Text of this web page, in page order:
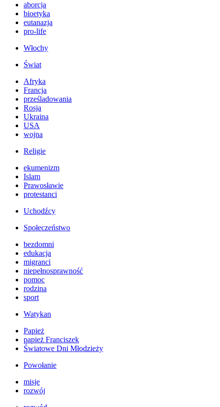
aborcja
bioetyka
eutanazja
pro-life
Włochy
Świat
Afryka
Francja
prześladowania
Rosja
Ukraina
USA
wojna
Religie
ekumenizm
Islam
Prawosławie
protestanci
Uchodźcy
Społeczeństwo
bezdomni
edukacja
migranci
niepełnosprawność
pomoc
rodzina
sport
Watykan
Papież
papież Franciszek
Światowe Dni Młodzieży
Powołanie
misje
rozwój